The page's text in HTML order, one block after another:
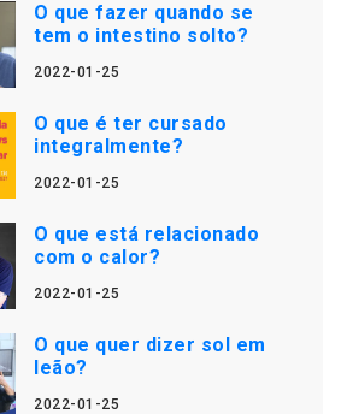
O que fazer quando se
tem o intestino solto?
2022-01-25
O que é ter cursado
integralmente?
2022-01-25
O que está relacionado
com o calor?
2022-01-25
O que quer dizer sol em
leão?
2022-01-25